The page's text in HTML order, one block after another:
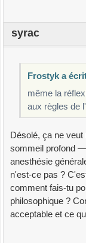
syrac
Frostyk a
même la
aux règles de
Désolé, ça ne
sommeil profond
anesthésie
n'est-ce pas ?
comment fais-tu
philosophique ?
acceptable et ce